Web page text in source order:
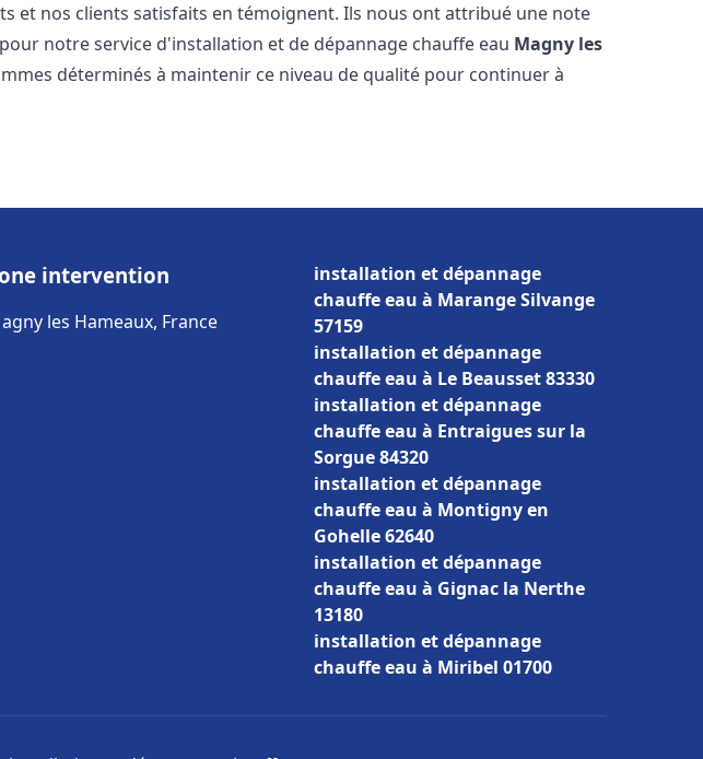
et nos clients satisfaits en témoignent. Ils nous ont attribué une note
notre service d'installation et de dépannage chauffe eau Magny les
déterminés à maintenir ce niveau de qualité pour continuer à
intervention
les Hameaux, France
installation et dépannage
chauffe eau à Marange Silvange
57159
installation et dépannage
chauffe eau à Le Beausset 83330
installation et dépannage
chauffe eau à Entraigues sur la
Sorgue 84320
installation et dépannage
chauffe eau à Montigny en
Gohelle 62640
installation et dépannage
chauffe eau à Gignac la Nerthe
13180
installation et dépannage
chauffe eau à Miribel 01700